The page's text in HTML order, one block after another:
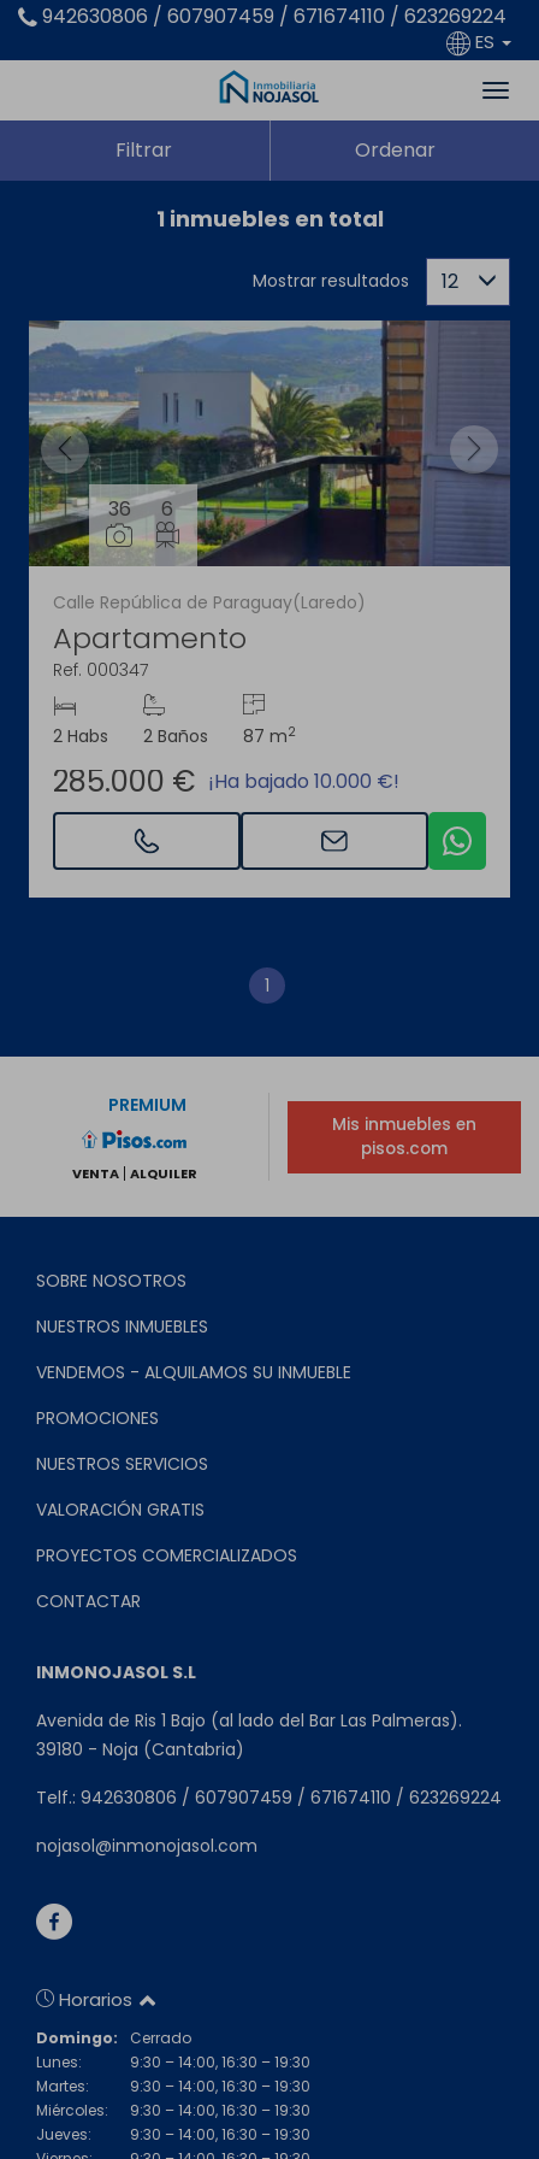
942630806 / 607907459 / 671674110 / 623269224
ES
Filtrar Ordenar
1 inmuebles en total
Mostrar resultados 12
36 6
Calle República de Paraguay(Laredo)
Apartamento
Ref. 000347
2 Habs 2 Baños 87 m2
285.000 € ¡Ha bajado 10.000 €!
1
PREMIUM
VENTA ALQUILER
Mis inmuebles en
pisos.com
SOBRE NOSOTROS
NUESTROS INMUEBLES
VENDEMOS - ALQUILAMOS SU INMUEBLE
PROMOCIONES
NUESTROS SERVICIOS
VALORACIÓN GRATIS
PROYECTOS COMERCIALIZADOS
CONTACTAR
INMONOJASOL S.L
Avenida de Ris 1 Bajo (al lado del Bar Las Palmeras).
39180 - Noja (Cantabria)
Telf.: 942630806 / 607907459 / 671674110 / 623269224
nojasol@inmonojasol.com
Horarios
Domingo:
Cerrado
Lunes:
9:30 – 14:00, 16:30 – 19:30
Martes:
9:30 – 14:00, 16:30 – 19:30
Miércoles:
9:30 – 14:00, 16:30 – 19:30
Jueves:
9:30 – 14:00, 16:30 – 19:30